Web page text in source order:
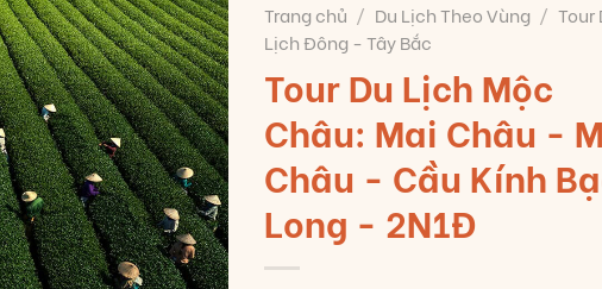
Trang chủ / Du Lịch Theo Vùng / Tour
Lịch Đông - Tây Bắc
Tour Du Lịch Mộc
Châu: Mai Châu -
Châu - Cầu Kính
Long - 2N1Đ